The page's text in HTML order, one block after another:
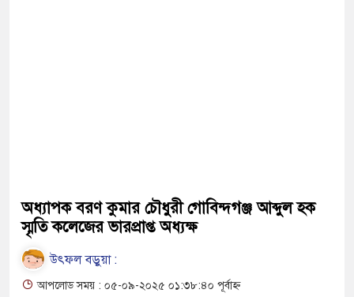
অধ্যাপক বরণ কুমার চৌধুরী গোবিন্দগঞ্জ আব্দুল হক
স্মৃতি কলেজের ভারপ্রাপ্ত অধ্যক্ষ
উৎফল বড়ুয়া :
আপলোড সময় : ০৫-০৯-২০২৫ ০১:৩৮:৪০ পূর্বাহ্ন